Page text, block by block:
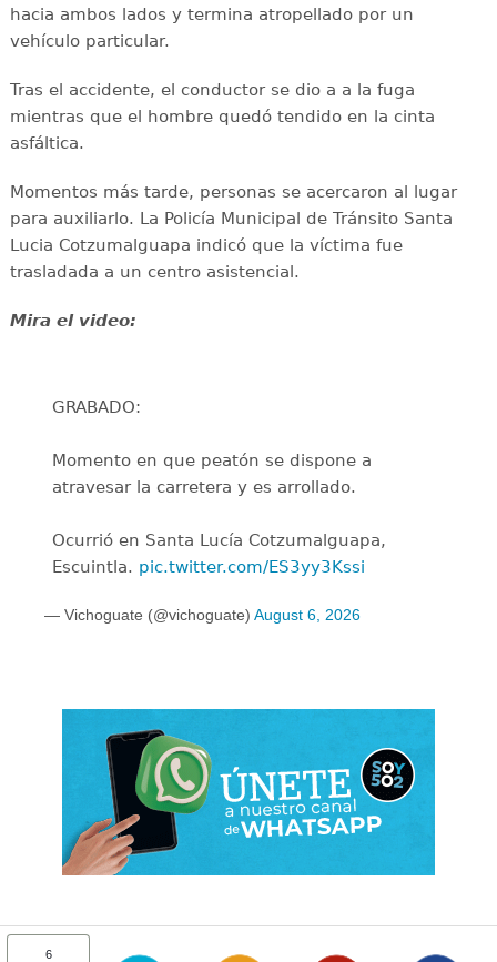
hacia ambos lados y termina atropellado por un
vehículo particular.
Tras el accidente, el conductor se dio a a la fuga
mientras que el hombre quedó tendido en la cinta
asfáltica.
Momentos más tarde, personas se acercaron al lugar
para auxiliarlo. La Policía Municipal de Tránsito Santa
Lucia Cotzumalguapa indicó que la víctima fue
trasladada a un centro asistencial.
Mira el video:
GRABADO:
Momento en que peatón se dispone a
atravesar la carretera y es arrollado.
Ocurrió en Santa Lucía Cotzumalguapa,
Escuintla. pic.twitter.com/ES3yy3Kssi
— Vichoguate (@vichoguate) August 6, 2026
6